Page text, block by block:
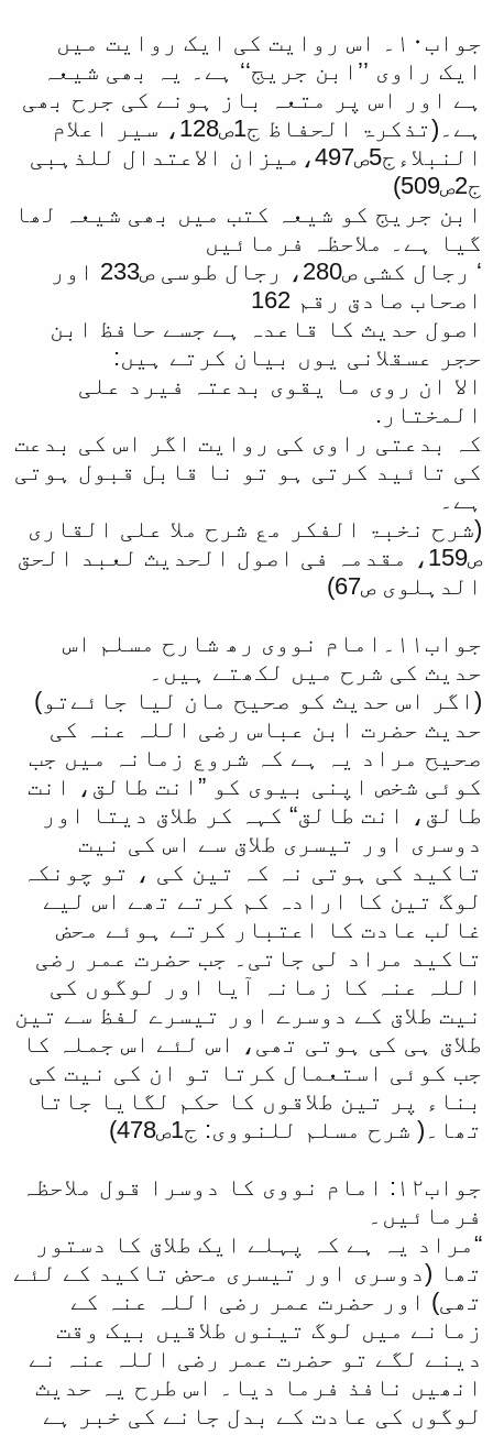
جواب۱۰۔ اس روایت کی ایک روایت میں
ایک راوی ’’ابن جریج‘‘ ہے۔ یہ بھی شیعہ
ہے اور اس پر متعہ باز ہونے کی جرح بھی
ہے۔(تذکرۃ الحفاظ ج1ص128، سیر اعلام
النبلاءج5ص497،میزان الاعتدال للذہبی
ج2ص509)
ابن جریج کو شیعہ کتب میں بھی شیعہ لھا
گیا ہے۔ ملاحظہ فرمائیں
‘ رجال کشی ص280، رجال طوسی ص233 اور
اصحاب صادق رقم 162
اصول حدیث کا قاعدہ ہے جسے حافظ ابن
حجر عسقلانی یوں بیان کرتے ہیں:
الا ان روی ما یقوی بدعتہ فیرد علی
المختار.
کہ بدعتی راوی کی روایت اگر اس کی بدعت
کی تائید کرتی ہو تو نا قابل قبول ہوتی
ہے۔
(شرح نخبۃ الفکر مع شرح ملا علی القاری
ص159، مقدمہ فی اصول الحدیث لعبد الحق
الدہلوی ص67)
جواب۱۱۔امام نووی رھ شارح مسلم اس
حدیث کی شرح میں لکھتے ہیں۔
(اگر اس حدیث کو صحیح مان لیا جائےتو)
حدیث حضرت ابن عباس رضی اللہ عنہ کی
صحیح مراد یہ ہے کہ شروع زمانہ میں جب
کوئی شخص اپنی بیوی کو ”انت طالق، انت
طالق، انت طالق“ کہہ کر طلاق دیتا اور
دوسری اور تیسری طلاق سے اس کی نیت
تاکید کی ہوتی نہ کہ تین کی ، تو چونکہ
لوگ تین کا ارادہ کم کرتے تھے اس لیے
غالب عادت کا اعتبار کرتے ہوئے محض
تاکید مراد لی جاتی۔ جب حضرت عمر رضی
اللہ عنہ کا زمانہ آیا اور لوگوں کی
نیت طلاق کے دوسرے اور تیسرے لفظ سے تین
طلاق ہی کی ہوتی تھی، اس لئے اس جملہ کا
جب کوئی استعمال کرتا تو ان کی نیت کی
بناء پر تین طلاقوں کا حکم لگایا جاتا
تھا۔( شرح مسلم للنووی: ج1ص478)
جواب۱۲: امام نووی کا دوسرا قول ملاحظہ
فرمائیں۔
“مراد یہ ہے کہ پہلے ایک طلاق کا دستور
تھا (دوسری اور تیسری محض تاکید کے لئے
تھی) اور حضرت عمر رضی اللہ عنہ کے
زمانے میں لوگ تینوں طلاقیں بیک وقت
دینے لگے تو حضرت عمر رضی اللہ عنہ نے
انھیں نافذ فرما دیا۔ اس طرح یہ حدیث
لوگوں کی عادت کے بدل جانے کی خبر ہے